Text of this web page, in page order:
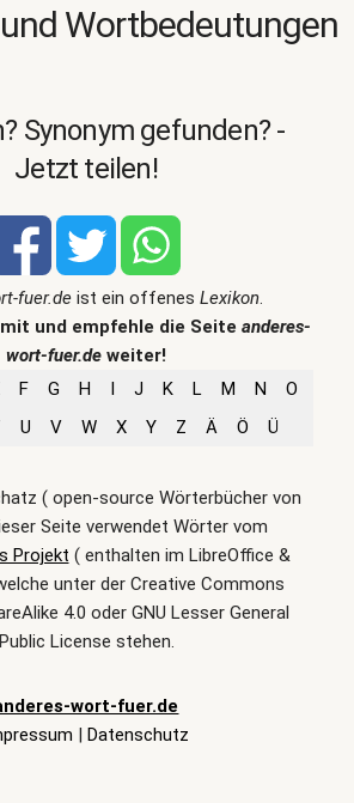
Wortbedeutungen
Synonym gefunden? -
Jetzt teilen!
fuer.deist ein offenes Lexikon.
und empfehle die Seite anderes-
wort-fuer.de weiter!
F G H I J K L M N
O
U V W X Y Z Ä Ö Ü
( open-source Wörterbücher von
Seite verwendet Wörter vom
Projekt ( enthalten im LibreOffice &
unter der Creative Commons
4.0 oder GNU Lesser General
Public License stehen.
wort-fuer.de
| Datenschutz